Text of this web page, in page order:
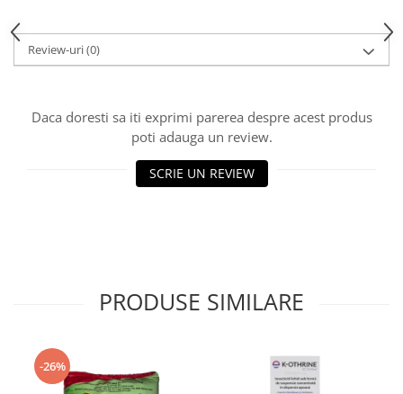
Review-uri(0)
Daca doresti sa iti exprimi parerea despre acest produs
poti adauga un review.
SCRIE UN REVIEW
PRODUSE SIMILARE
-26%